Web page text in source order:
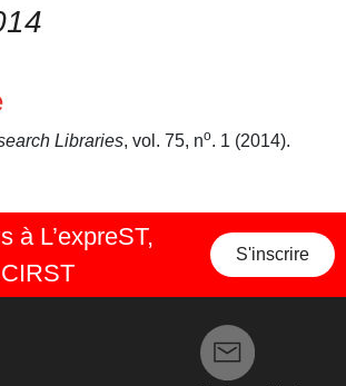
Libraries, vol. 75, no. 1 (2014).
à L’expreST,
S'inscrire